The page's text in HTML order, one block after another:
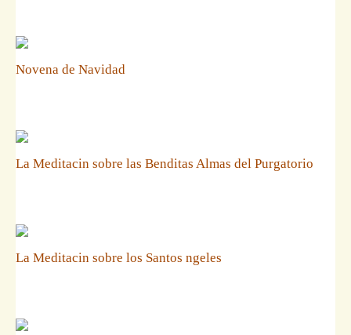
Novena de Navidad
La Meditacin sobre las Benditas Almas del Purgatorio
La Meditacin sobre los Santos ngeles